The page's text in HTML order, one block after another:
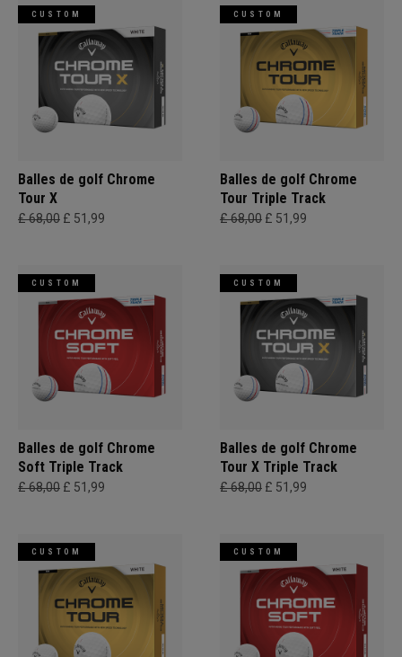
CUSTOM
Balles de golf Chrome
Tour X
£ 68,00 £ 51,99
CUSTOM
Balles de golf Chrome
Tour Triple Track
£ 68,00 £ 51,99
CUSTOM
Balles de golf Chrome
Soft Triple Track
£ 68,00 £ 51,99
CUSTOM
Balles de golf Chrome
Tour X Triple Track
£ 68,00 £ 51,99
CUSTOM CUSTOM